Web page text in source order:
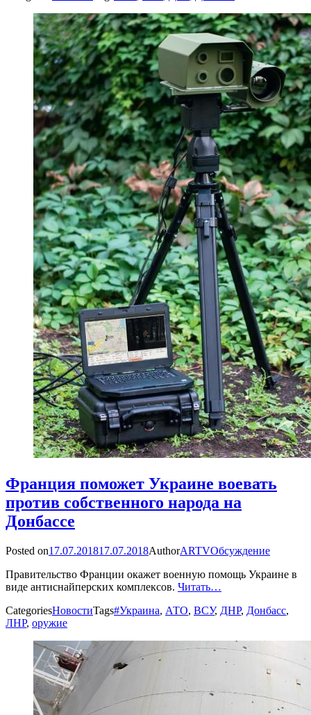
Франция поможет Украине воевать
против собственного народа на
Донбассе
Posted on17.07.201817.07.2018AuthorARTVОбсуждение
Правительство Франции окажет военную помощь Украине в
виде антиснайперских комплексов. Читать…
CategoriesНовостиTags#Украина, АТО, ВСУ, ДНР, Донбасс,
ЛНР, оружие